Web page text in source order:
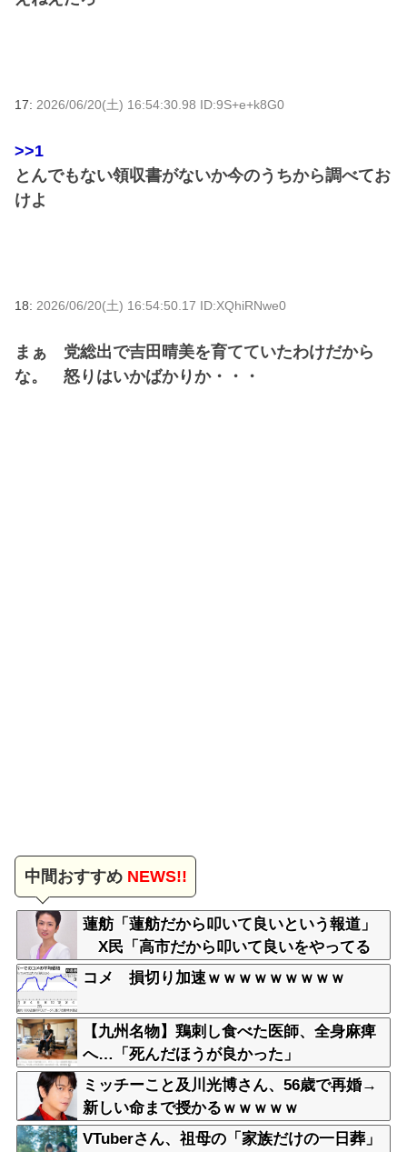
17: 2026/06/20(土) 16:54:30.98 ID:9S+e+k8G0
>>1
とんでもない領収書がないか今のうちから調べてお
けよ
18: 2026/06/20(土) 16:54:50.17 ID:XQhiRNwe0
まぁ 党総出で吉田晴美を育てていたわけだから
な。 怒りはいかばかりか・・・
中間おすすめNEWS!!
蓮舫「蓮舫だから叩いて良いという報道」
X民「高市だから叩いて良いをやってる
のがお前だろ」
コメ 損切り加速ｗｗｗｗｗｗｗｗｗ
【九州名物】鶏刺し食べた医師、全身麻痺
へ…「死んだほうが良かった」
ミッチーこと及川光博さん、56歳で再婚→
新しい命まで授かるｗｗｗｗｗ
VTuberさん、祖母の「家族だけの一日葬」